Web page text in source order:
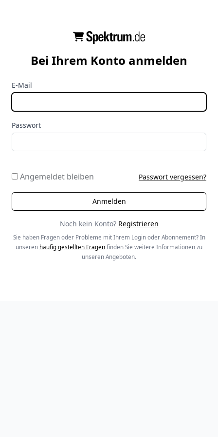
Bei Ihrem Konto anmelden
E-Mail
Passwort
Angemeldet bleiben Passwort vergessen?
Noch kein Konto? Registrieren
Sie haben Fragen oder Probleme mit Ihrem Login oder Abonnement? In
unseren häufig gestellten Fragen finden Sie weitere Informationen zu
unseren Angeboten.